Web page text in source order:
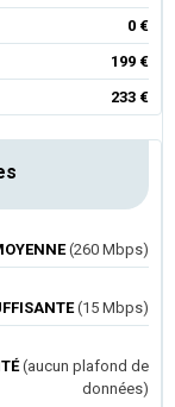
0 €
199 €
233 €
(260 Mbps)
(15 Mbps)
(aucun plafond de
données)